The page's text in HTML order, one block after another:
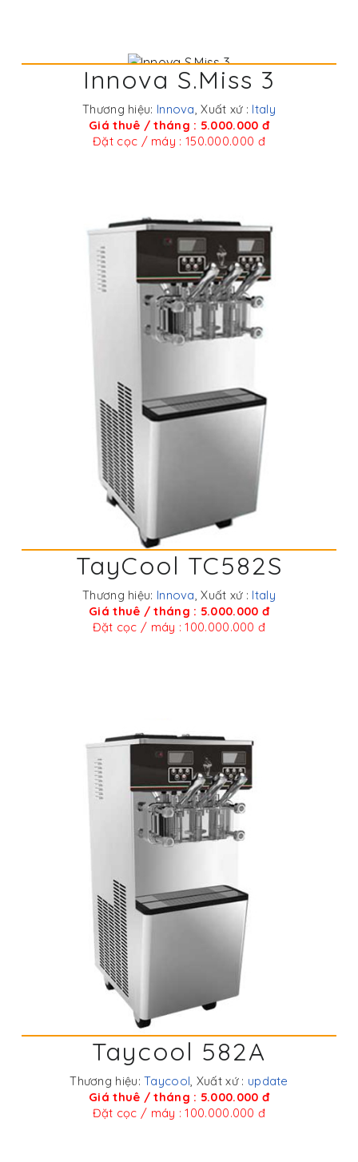
Innova S.Miss 3
Thương hiệu: Innova, Xuất xứ : Italy
Giá thuê / tháng : 5.000.000 đ
Đặt cọc / máy : 150.000.000 đ
TayCool TC582S
Thương hiệu: Innova, Xuất xứ : Italy
Giá thuê / tháng : 5.000.000 đ
Đặt cọc / máy : 100.000.000 đ
Taycool 582A
Thương hiệu:Taycool, Xuất xứ : update
Giá thuê / tháng : 5.000.000 đ
Đặt cọc / máy : 100.000.000 đ